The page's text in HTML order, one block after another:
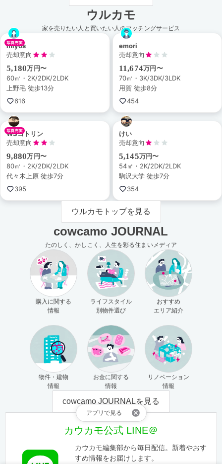
アプリで見る
ウルカモ
家を売りたい人と買いたい人のマッチングサービス
miyos
売却意向
5,180万円〜
60㎡・2K/2DK/2LDK
上野毛 徒歩13分
616
emori
売却意向
11,674万円〜
70㎡・3K/3DK/3LDK
用賀 徒歩8分
454
WSコトリン
売却意向
9,880万円〜
80㎡・2K/2DK/2LDK
代々木上原 徒歩7分
395
けい
売却意向
5,145万円〜
54㎡・2K/2DK/2LDK
駒沢大学 徒歩7分
354
ウルカモトップを見る
cowcamo JOURNAL
たのしく、かしこく、人生を彩る住まいメディア
購入に関する
情報
ライフスタイル
別物件選び
おすすめ
エリア紹介
物件・建物
情報
お金に関する
情報
リノベーション
情報
cowcamo JOURNALを見る
カウカモ公式 LINE＠
カウカモ編集部から毎日配信。新着やおす
すめ情報をお届けします。